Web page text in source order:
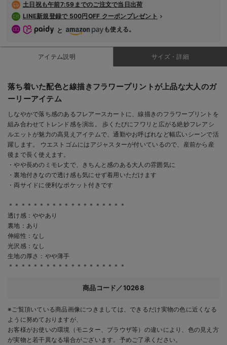
土日祝も午前7:59までのご注文で当日出荷
LINE新規登録で 500円OFF クーポンプレゼント
と
も使える。
アイテム説明 サイズ・詳細
落ち着いた配色と線描きフラワープリントが上品な大人のガ
ーリーアイテム
しなやかで落ち感のあるフレアースカートに、線描きのフラワープリントを
組み合わせてトレンド感を演出。 歩くたびにフワリと広がる絶妙フレアシ
ルエットが魅力の高見えアイテムで、通勤やお呼ばれなど幅広いシーンで活
躍します。 ウエストゴムにはアジャスターが付いているので、産前から産
後まで長く使えます。
・やや長めのミモレ丈で、きちんと感のある大人の雰囲気に
・裏地付きなので透け感も気にせず着用いただけます
・両サイドに便利なポケット付きです
＊＊＊＊＊＊＊＊＊＊＊＊＊＊＊＊＊＊＊
透け感：ややあり
裏地：あり
伸縮性：なし
光沢感：なし
生地の厚さ：やや薄手
＊＊＊＊＊＊＊＊＊＊＊＊＊＊＊＊＊＊＊
商品コード／10268
※ご覧頂いている商品画像につきましては、できるだけ実物の色に近くなる
ように努めておりますが、
お客様がお使いの環境（モニター、ブラウザ等）の違いにより、色の見え方
が実物と若干異なる場合がございます。予めご了承ください。